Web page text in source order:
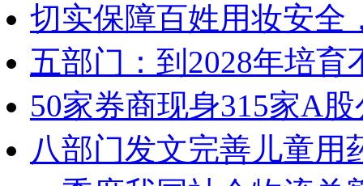
切实保障百姓用妆安全
五部门：到2028年培
50家券商现身315家A
八部门发文完善儿童用